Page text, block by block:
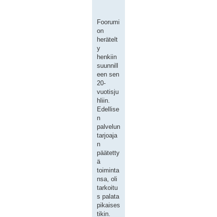
Foorumi
on
herätelt
y
henkiin
suunnill
een sen
20-
vuotisju
hliin.
Edellise
n
palvelun
tarjoaja
n
päätetty
ä
toiminta
nsa, oli
tarkoitu
s palata
pikaises
tikin.